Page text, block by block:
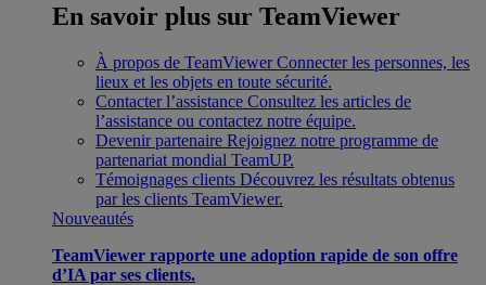
En savoir plus sur TeamViewer
À propos de TeamViewer Connecter les personnes, les
lieux et les objets en toute sécurité.
Contacter l’assistance Consultez les articles de
l’assistance ou contactez notre équipe.
Devenir partenaire Rejoignez notre programme de
partenariat mondial TeamUP.
Témoignages clients Découvrez les résultats obtenus
par les clients TeamViewer.
Nouveautés
TeamViewer rapporte une adoption rapide de son offre
d’IA par ses clients.